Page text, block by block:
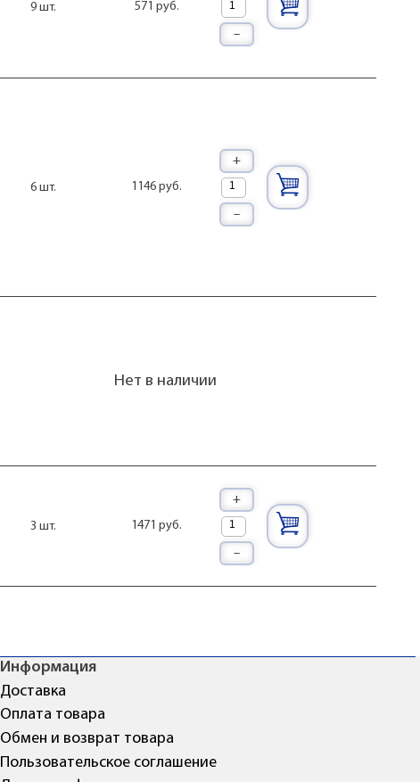
9 шт. 571 руб.
–
6 шт. 1146 руб.
+
–
Нет в наличии
3 шт. 1471 руб.
+
–
Информация
Доставка
Оплата товара
Обмен и возврат товара
Пользовательское соглашение